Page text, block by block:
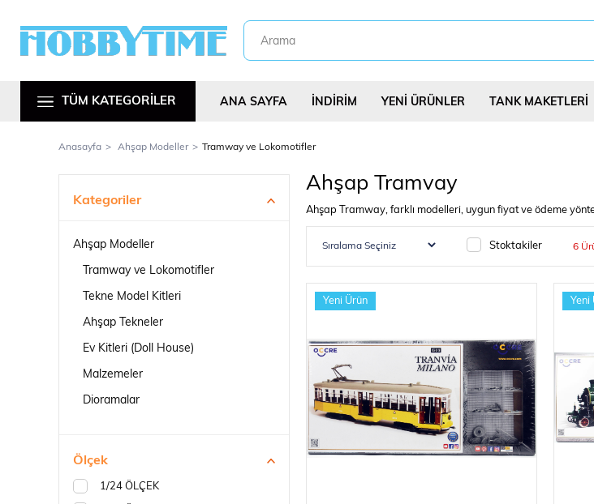
TÜM KATEGORİLER
Metal Araç Kitleri Uçurtmalar Yap
Robotlar Güneş Enerjili Kitler Lego Teknik
ANA SAYFA İNDİRİM YENİ ÜRÜNLER TANK MAKETLERİ
Anasayfa Ahşap Modeller Tramway ve Lokomotifler
Kategoriler
Ahşap Modeller
Tramway ve Lokomotifler
Tekne Model Kitleri
Ahşap Tekneler
Ev Kitleri (Doll House)
Malzemeler
Dioramalar
Ölçek
1/24 ÖLÇEK
Ahşap Tramvay
Ahşap Tramway, farklı modelleri, uygun fiyat ve ödeme
Stoktakiler 6
Yeni Ürün Yeni